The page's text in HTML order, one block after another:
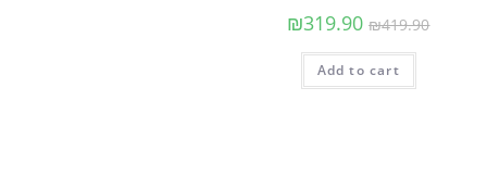
₪419.90
₪319.90
Add to cart